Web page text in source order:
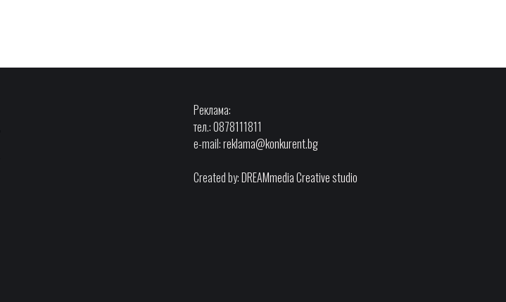
Реклама:
тел.: 0878111811
e-mail:reklama@konkurent.bg
Created by:DREAMmedia Creative studio